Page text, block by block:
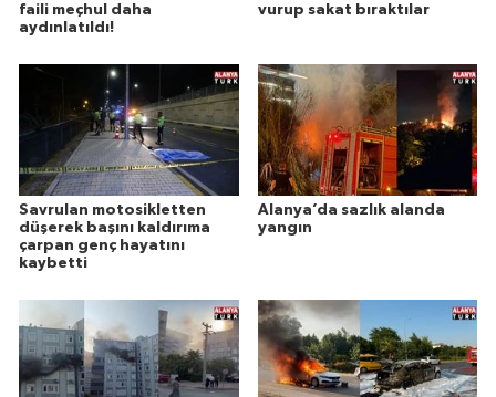
faili meçhul daha
aydınlatıldı!
vurup sakat bıraktılar
Savrulan motosikletten
düşerek başını kaldırıma
çarpan genç hayatını
kaybetti
Alanya’da sazlık alanda
yangın